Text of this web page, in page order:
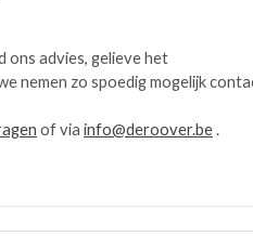
ons advies, gelieve het
nemen zo spoedig mogelijk
of via info@deroover.be.